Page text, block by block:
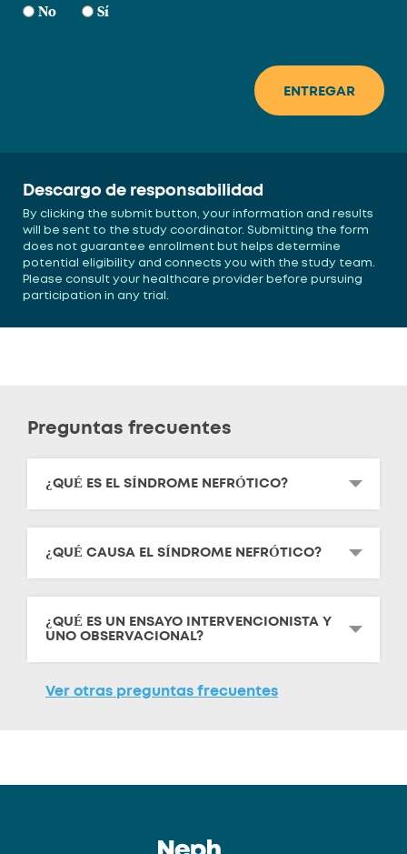
No Sí
Descargo de responsabilidad
By clicking the submit button, your information and results
will be sent to the study coordinator. Submitting the form
does not guarantee enrollment but helps determine
potential eligibility and connects you with the study team.
Please consult your healthcare provider before pursuing
participation in any trial.
Preguntas frecuentes
¿QUÉ ES EL SÍNDROME NEFRÓTICO?
¿QUÉ CAUSA EL SÍNDROME NEFRÓTICO?
¿QUÉ ES UN ENSAYO INTERVENCIONISTA Y
UNO OBSERVACIONAL?
Ver otras preguntas frecuentes